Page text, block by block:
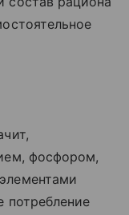
фосфором,
потребление